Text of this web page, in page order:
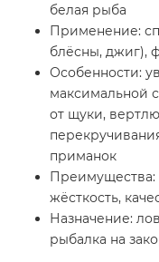
белая рыба
Применение:
блёсны, джиг),
Особенности:
максимальной
от щуки,
приманок
Преимущества:
жёсткость,
Назначение:
рыбалка на